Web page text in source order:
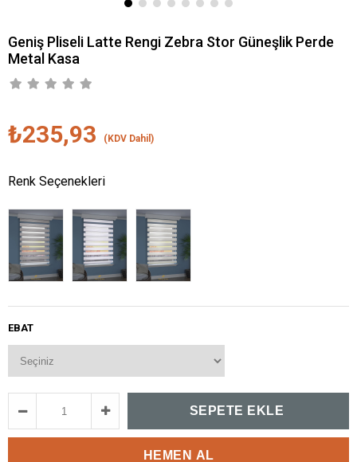
Geniş Pliseli Latte Rengi Zebra Stor Güneşlik Perde
Metal Kasa
₺235,93 (KDV Dahil)
Renk Seçenekleri
EBAT